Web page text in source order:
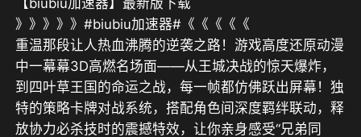
》》》》》#biubiu加速器#《《《《《
重温那段让人热血沸腾的逆袭之路！游戏高度还原动漫
中一幕幕3D高燃名场面——从王城决战的惊天爆炸，
到四叶草王国的命运之战，每一帧都仿佛跃出屏幕！独
特的策略卡牌对战系统，搭配角色间深度羁绊联动，释
放协力必杀技时的震撼特效，让你亲身感受“兄弟同